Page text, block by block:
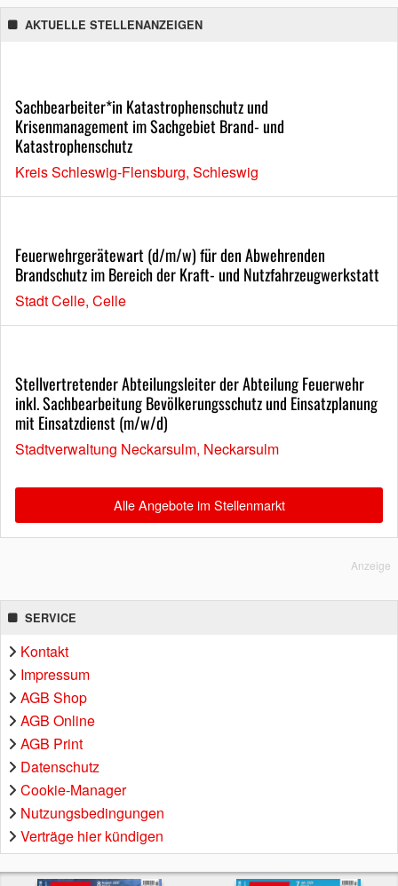
AKTUELLE STELLENANZEIGEN
Sachbearbeiter*in Katastrophenschutz und
Krisenmanagement im Sachgebiet Brand- und
Katastrophenschutz
Kreis Schleswig-Flensburg, Schleswig
Feuerwehrgerätewart (d/m/w) für den Abwehrenden
Brandschutz im Bereich der Kraft- und Nutzfahrzeugwerkstatt
Stadt Celle, Celle
Stellvertretender Abteilungsleiter der Abteilung Feuerwehr
inkl. Sachbearbeitung Bevölkerungsschutz und Einsatzplanung
mit Einsatzdienst (m/w/d)
Stadtverwaltung Neckarsulm, Neckarsulm
Alle Angebote im Stellenmarkt
Anzeige
SERVICE
Kontakt
Impressum
AGB Shop
AGB Online
AGB Print
Datenschutz
Cookie-Manager
Nutzungsbedingungen
Verträge hier kündigen